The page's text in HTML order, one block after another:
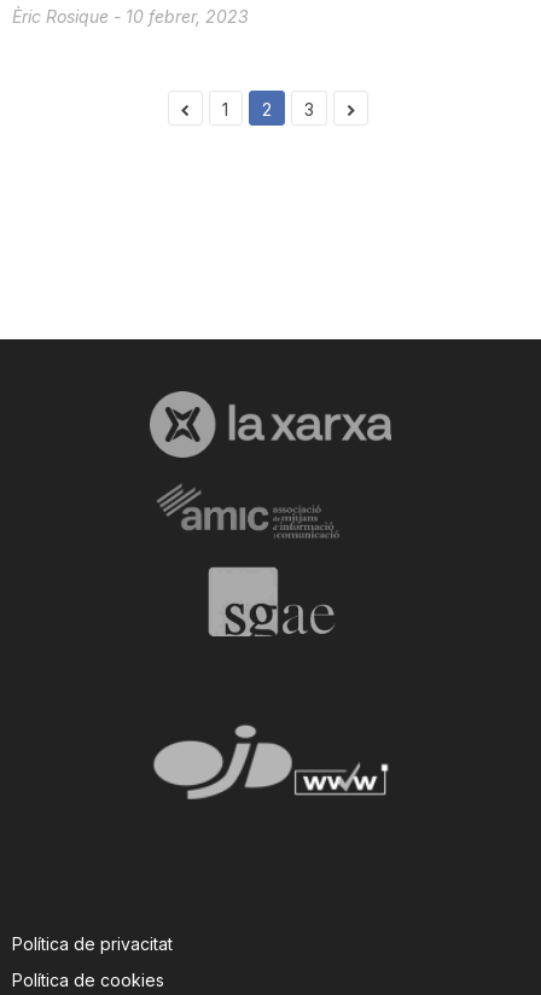
Èric Rosique - 10 febrer, 2023
1 2 3
Política de privacitat
Política de cookies